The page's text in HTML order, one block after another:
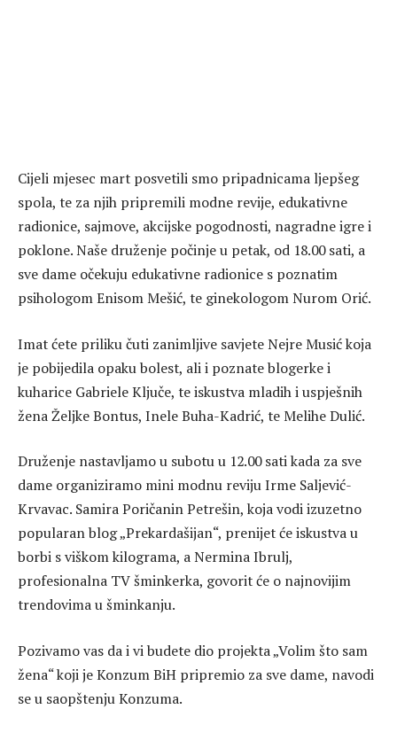
Cijeli mjesec mart posvetili smo pripadnicama ljepšeg
spola, te za njih pripremili modne revije, edukativne
radionice, sajmove, akcijske pogodnosti, nagradne igre i
poklone. Naše druženje počinje u petak, od 18.00 sati, a
sve dame očekuju edukativne radionice s poznatim
psihologom Enisom Mešić, te ginekologom Nurom Orić.
Imat ćete priliku čuti zanimljive savjete Nejre Musić koja
je pobijedila opaku bolest, ali i poznate blogerke i
kuharice Gabriele Ključe, te iskustva mladih i uspješnih
žena Željke Bontus, Inele Buha-Kadrić, te Melihe Dulić.
Druženje nastavljamo u subotu u 12.00 sati kada za sve
dame organiziramo mini modnu reviju Irme Saljević-
Krvavac. Samira Poričanin Petrešin, koja vodi izuzetno
popularan blog „Prekardašijan“, prenijet će iskustva u
borbi s viškom kilograma, a Nermina Ibrulj,
profesionalna TV šminkerka, govorit će o najnovijim
trendovima u šminkanju.
Pozivamo vas da i vi budete dio projekta „Volim što sam
žena“ koji je Konzum BiH pripremio za sve dame, navodi
se u saopštenju Konzuma.